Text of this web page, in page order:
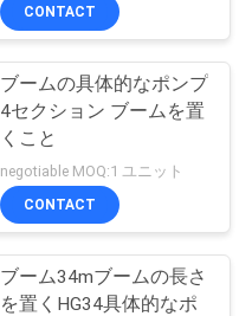
CONTACT
ブームの具体的なポンプ
4セクション ブームを置
くこと
negotiable MOQ:1 ユニット
CONTACT
ブーム34mブームの長さ
を置くHG34具体的なポ